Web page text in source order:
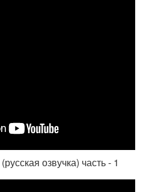
озвучка) часть - 1